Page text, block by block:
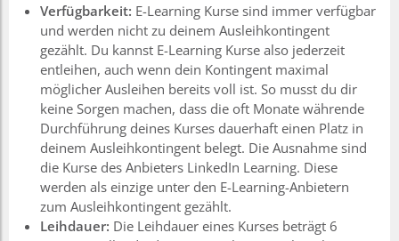
Verfügbarkeit: E-Learning Kurse sind immer verfügbar
und werden nicht zu deinem Ausleihkontingent
gezählt. Du kannst E-Learning Kurse also jederzeit
entleihen, auch wenn dein Kontingent maximal
möglicher Ausleihen bereits voll ist. So musst du dir
keine Sorgen machen, dass die oft Monate währende
Durchführung deines Kurses dauerhaft einen Platz in
deinem Ausleihkontingent belegt. Die Ausnahme sind
die Kurse des Anbieters LinkedIn Learning. Diese
werden als einzige unter den E-Learning-Anbietern
zum Ausleihkontingent gezählt.
Leihdauer: Die Leihdauer eines Kurses beträgt 6